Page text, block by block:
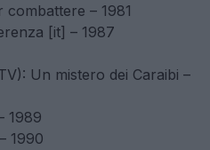
– 1981
[it] – 1987
Un mistero dei Caraibi –
1989
1990